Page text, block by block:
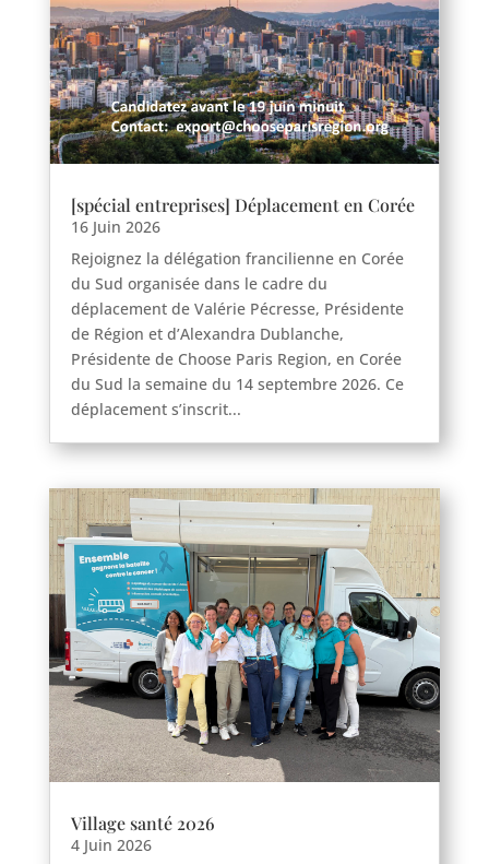
[spécial entreprises] Déplacement en Corée
16 Juin 2026
Rejoignez la délégation francilienne en Corée
du Sud organisée dans le cadre du
déplacement de Valérie Pécresse, Présidente
de Région et d’Alexandra Dublanche,
Présidente de Choose Paris Region, en Corée
du Sud la semaine du 14 septembre 2026. Ce
déplacement s’inscrit...
Village santé 2026
4 Juin 2026